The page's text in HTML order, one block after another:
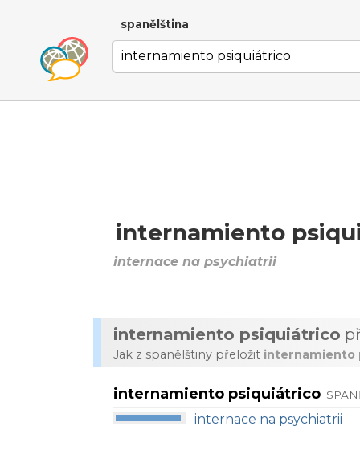
spanělština
internamiento
internace na psychiatrii
internamiento psiquiátrico
Jak z spanělštiny přeložit internamiento
internamiento psiquiátrico
internace na psychiatrii